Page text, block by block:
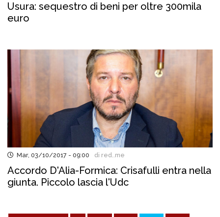
Usura: sequestro di beni per oltre 300mila
euro
Mar, 03/10/2017 - 09:00 di red..me
Accordo D'Alia-Formica: Crisafulli entra nella
giunta. Piccolo lascia l'Udc